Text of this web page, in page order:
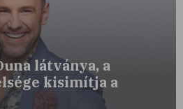
látványa, a
kisimítja a